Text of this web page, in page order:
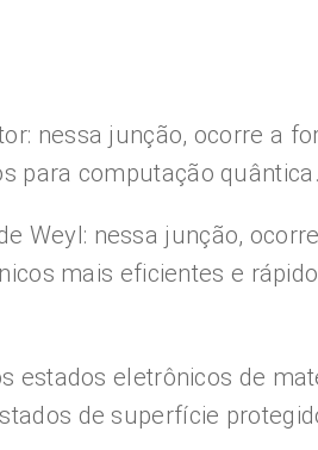
nessa junção, ocorre a
para computação quântica.
Weyl: nessa junção,
mais eficientes e
eletrônicos de
de superfície